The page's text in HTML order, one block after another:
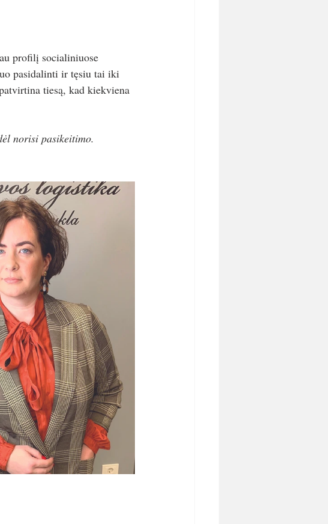
profilį socialiniuose
pasidalinti ir tęsiu tai iki
tiesą, kad kiekviena
norisi pasikeitimo.